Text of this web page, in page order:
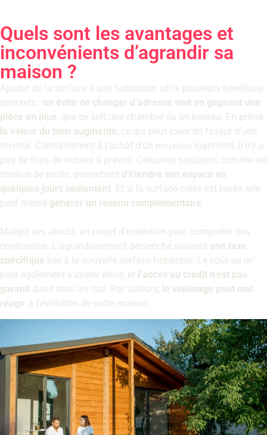
Quels sont les avantages et
inconvénients d’agrandir sa
maison ?
Ajouter de la surface à son habitation offre plusieurs bénéfices
concrets : on évite de changer d’adresse tout en gagnant une
pièce en plus, que ce soit une chambre ou un bureau. En prime,
la valeur du bien augmente, ce qui peut jouer en faveur d’une
revente. Contrairement à l’achat d’un nouveau logement, il n’y a
pas de frais de notaire à prévoir. Certaines solutions, comme les
studios de jardin, permettent d’étendre son espace en
quelques jours seulement . Et si la surface créée est louée, elle
peut même générer un revenu complémentaire
Malgré ses atouts, un projet d’extension peut comporter des
contraintes. L’agrandissement déclenche souvent une taxe
spécifique liée à la nouvelle surface habitable. Le coût au m²
peut également s’avérer élevé, et l’accès au crédit n’est pas
garanti dans tous les cas. Par ailleurs, le voisinage peut mal
réagir à l’évolution de votre maison.